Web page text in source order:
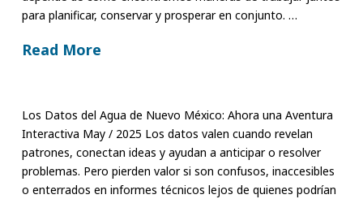
para planificar, conservar y prosperar en conjunto. …
Read More
Los Datos del Agua de Nuevo México: Ahora una Aventura
Interactiva May / 2025 Los datos valen cuando revelan
patrones, conectan ideas y ayudan a anticipar o resolver
problemas. Pero pierden valor si son confusos, inaccesibles
o enterrados en informes técnicos lejos de quienes podrían